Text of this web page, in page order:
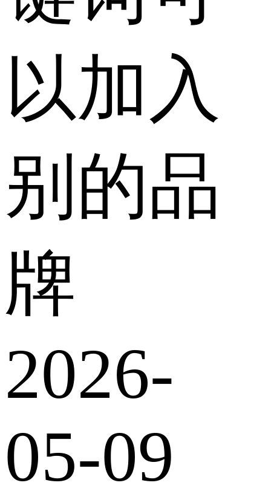
以加入
别的品
牌
2026-
05-09